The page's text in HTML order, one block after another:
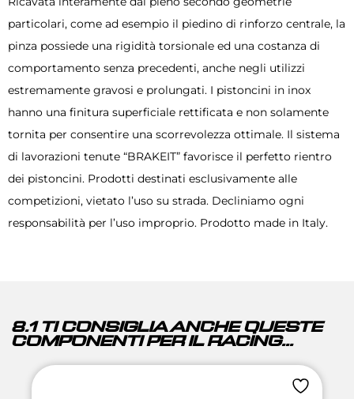
particolari, come ad esempio il piedino di rinforzo centrale, la
pinza possiede una rigidità torsionale ed una costanza di
comportamento senza precedenti, anche negli utilizzi
estremamente gravosi e prolungati. I pistoncini in inox
hanno una finitura superficiale rettificata e non solamente
tornita per consentire una scorrevolezza ottimale. Il sistema
di lavorazioni tenute “BRAKEIT” favorisce il perfetto rientro
dei pistoncini. Prodotti destinati esclusivamente alle
competizioni, vietato l’uso su strada. Decliniamo ogni
responsabilità per l’uso improprio. Prodotto made in Italy.
8.1 TI CONSIGLIA ANCHE QUESTE
COMPONENTI PER IL RACING...